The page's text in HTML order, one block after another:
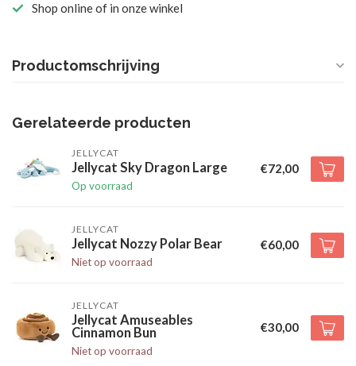
Shop online of in onze winkel
Productomschrijving
Gerelateerde producten
JELLYCAT
Jellycat Sky Dragon Large
Op voorraad
€72,00
JELLYCAT
Jellycat Nozzy Polar Bear
Niet op voorraad
€60,00
JELLYCAT
Jellycat Amuseables
Cinnamon Bun
Niet op voorraad
€30,00